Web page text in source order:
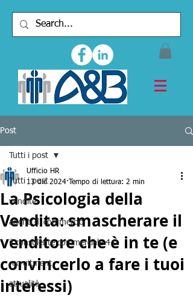
Post
Tutti i post
vendite
agenti di commercio
il consulente commerciale 4.0
recruitment
attualità
Tutti i post
La Psicologia della
Vendita: smascherare il
venditore che è in te (e
convincerlo a fare i tuoi
interessi)
Ufficio HR
13 dic 2024
Tempo di lettura: 2 min